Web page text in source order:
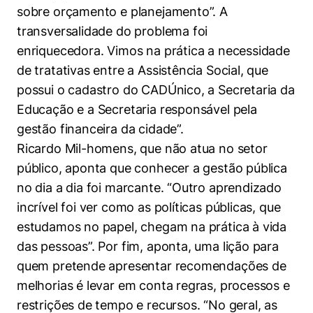
sobre orçamento e planejamento”. A
transversalidade do problema foi
enriquecedora. Vimos na prática a necessidade
de tratativas entre a Assistência Social, que
possui o cadastro do CADÚnico, a Secretaria da
Educação e a Secretaria responsável pela
gestão financeira da cidade”.
Ricardo Mil-homens, que não atua no setor
público, aponta que conhecer a gestão pública
no dia a dia foi marcante. “Outro aprendizado
incrível foi ver como as políticas públicas, que
estudamos no papel, chegam na prática à vida
das pessoas”. Por fim, aponta, uma lição para
quem pretende apresentar recomendações de
melhorias é levar em conta regras, processos e
restrições de tempo e recursos. “No geral, as